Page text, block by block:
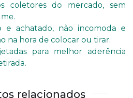
coletores do mercado, sem
e achatado, não incomoda e
na hora de colocar ou tirar.
para melhor aderência
relacionados